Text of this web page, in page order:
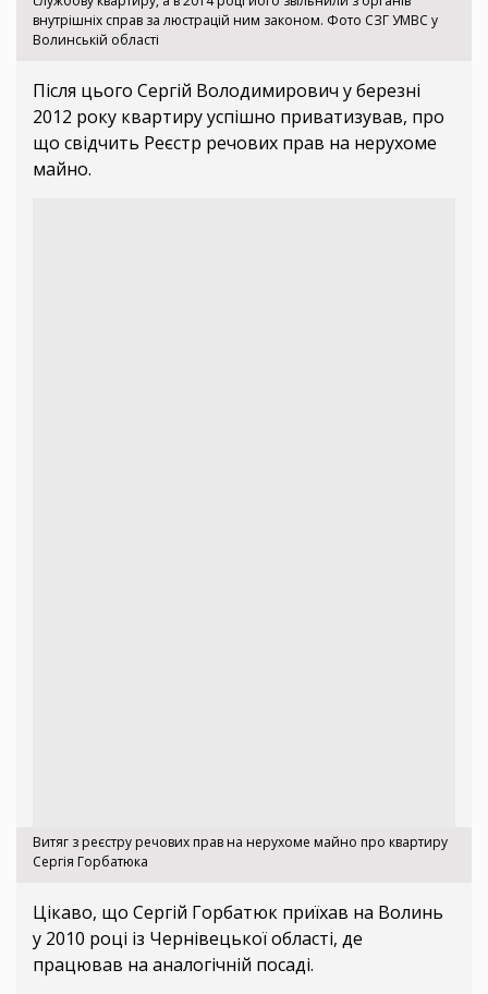
внутрішніх справ за люстрацій ним законом. Фото СЗГ УМВС у
Волинській області
Після цього Сергій Володимирович у березні
2012 року квартиру успішно приватизував, про
що свідчить Реєстр речових прав на нерухоме
майно.
Витяг з реєстру речових прав на нерухоме майно про квартиру
Сергія Горбатюка
Цікаво, що Сергій Горбатюк приїхав на Волинь
у 2010 році із Чернівецької області, де
працював на аналогічній посаді.